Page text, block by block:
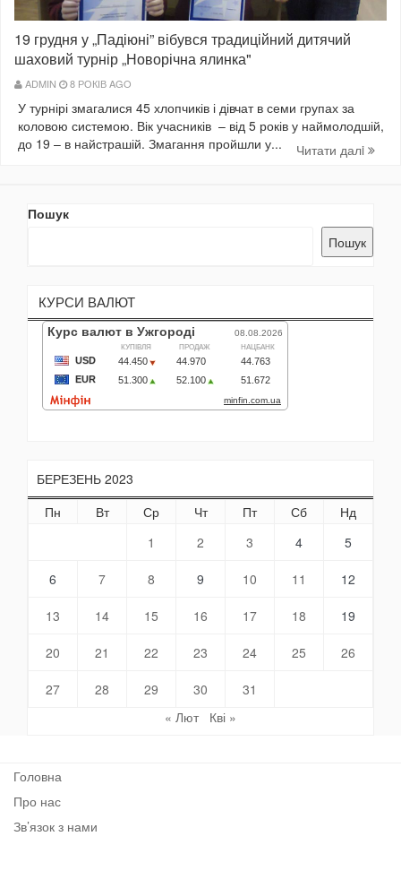
19 грудня у „Падіюні” вібувся традиційний дитячий
шаховий турнір „Новорічна ялинка"
ADMIN 8 РОКІВ AGO
У турнірі змагалися 45 хлопчиків і дівчат в семи групах за
коловою системою. Вік учасників – від 5 років у наймолодшій,
до 19 – в найстрашій. Змагання пройшли у...
Читати далi
Пошук
Пошук
КУРСИ ВАЛЮТ
БЕРЕЗЕНЬ 2023
Пн
Вт Ср Чт Пт Сб
Нд
1
2 3 4 5
6 7 8 9 10 11 12
13 14 15 16 17 18 19
20 21 22 23 24 25 26
27 28 29 30
31
« Лют
Кві »
Головна
Про нас
Зв’язок з нами